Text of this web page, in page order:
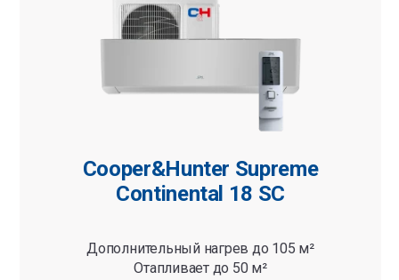
Cooper&Hunter Supreme
Continental 18 SC
Дополнительный нагрев до 105 м²
Отапливает до 50 м²